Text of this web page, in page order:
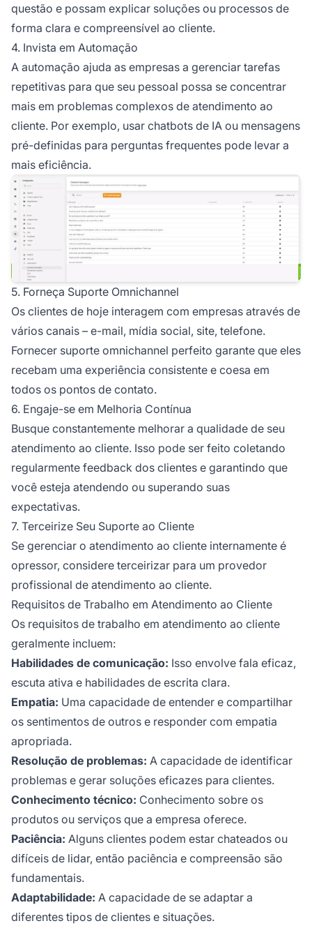
questão e possam explicar soluções ou processos de
forma clara e compreensível ao cliente.
4. Invista em Automação
A automação ajuda as empresas a gerenciar tarefas
repetitivas para que seu pessoal possa se concentrar
mais em problemas complexos de atendimento ao
cliente. Por exemplo, usar chatbots de IA ou mensagens
pré-definidas para perguntas frequentes pode levar a
mais eficiência.
5. Forneça Suporte Omnichannel
Os clientes de hoje interagem com empresas através de
vários canais – e-mail, mídia social, site, telefone.
Fornecer suporte omnichannel perfeito garante que eles
recebam uma experiência consistente e coesa em
todos os pontos de contato.
6. Engaje-se em Melhoria Contínua
Busque constantemente melhorar a qualidade de seu
atendimento ao cliente. Isso pode ser feito coletando
regularmente feedback dos clientes e garantindo que
você esteja atendendo ou superando suas
expectativas.
7. Terceirize Seu Suporte ao Cliente
Se gerenciar o atendimento ao cliente internamente é
opressor, considere terceirizar para um provedor
profissional de atendimento ao cliente.
Requisitos de Trabalho em Atendimento ao Cliente
Os requisitos de trabalho em atendimento ao cliente
geralmente incluem:
Habilidades de comunicação: Isso envolve fala eficaz,
escuta ativa e habilidades de escrita clara.
Empatia: Uma capacidade de entender e compartilhar
os sentimentos de outros e responder com empatia
apropriada.
Resolução de problemas: A capacidade de identificar
problemas e gerar soluções eficazes para clientes.
Conhecimento técnico: Conhecimento sobre os
produtos ou serviços que a empresa oferece.
Paciência: Alguns clientes podem estar chateados ou
difíceis de lidar, então paciência e compreensão são
fundamentais.
Adaptabilidade: A capacidade de se adaptar a
diferentes tipos de clientes e situações.